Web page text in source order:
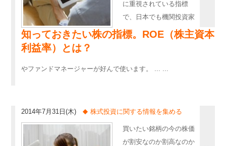
知っておきたい株の指標。ROE（株主資本
利益率）とは？
に重視されている指標
で、日本でも機関投資家
やファンドマネージャーが好んで使います。 ... ...
2014年7月31日(木) 株式投資に関する情報を集める
買いたい銘柄の今の株価
が割安なのか割高なのか